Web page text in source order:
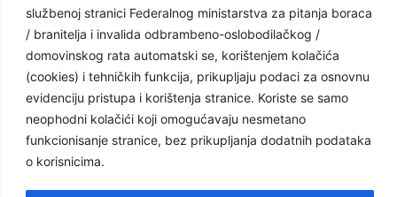
službenoj stranici Federalnog ministarstva za pitanja boraca
/ branitelja i invalida odbrambeno-oslobodilačkog /
domovinskog rata automatski se, korištenjem kolačića
(cookies) i tehničkih funkcija, prikupljaju podaci za osnovnu
evidenciju pristupa i korištenja stranice. Koriste se samo
neophodni kolačići koji omogućavaju nesmetano
funkcionisanje stranice, bez prikupljanja dodatnih podataka
o korisnicima.
Youtube Kanal
Linkovi
Vlada Federacije Bosne i Hercegovine
Federalno ministarstvo finansija
Federalni zavod za penzijsko i invalidsko osiguranje